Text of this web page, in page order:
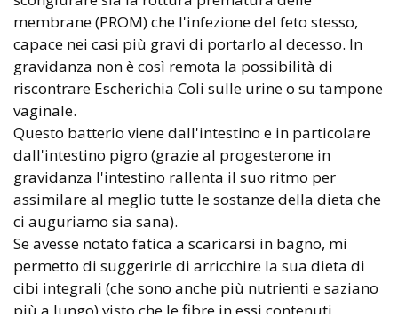
membrane (PROM) che l'infezione del feto stesso,
capace nei casi più gravi di portarlo al decesso. In
gravidanza non è così remota la possibilità di
riscontrare Escherichia Coli sulle urine o su tampone
vaginale.
Questo batterio viene dall'intestino e in particolare
dall'intestino pigro (grazie al progesterone in
gravidanza l'intestino rallenta il suo ritmo per
assimilare al meglio tutte le sostanze della dieta che
ci auguriamo sia sana).
Se avesse notato fatica a scaricarsi in bagno, mi
permetto di suggerirle di arricchire la sua dieta di
cibi integrali (che sono anche più nutrienti e saziano